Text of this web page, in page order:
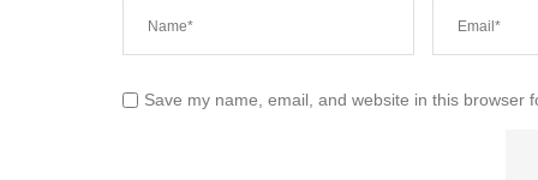
Save my name, email, and website in this browser